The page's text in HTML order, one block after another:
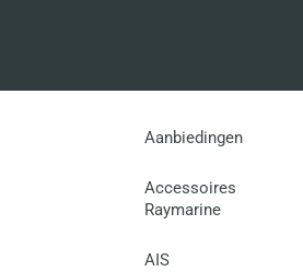
Aanbiedingen
Accessoires
Raymarine
AIS